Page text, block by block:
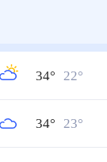
34° 22°
34° 23°